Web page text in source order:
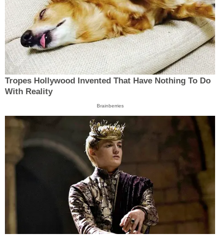
Tropes Hollywood Invented That Have Nothing To Do
With Reality
Brainberries